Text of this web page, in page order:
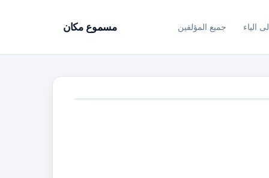
مسموع مكان جميع المؤلفين الياء